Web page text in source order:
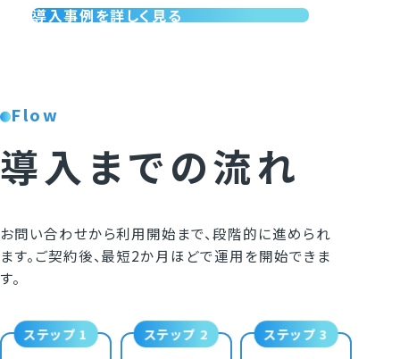
導入事例を詳しく見る
Flow
導入までの流れ
お問い合わせから利用開始まで、段階的に進められ
ます。ご契約後、最短2か月ほどで運用を開始できま
す。
ステップ 1 ステップ 2 ステップ 3